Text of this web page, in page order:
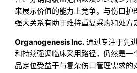
来展示价值的能力上竞争。与伤口护
强大关系有助于维持重复采购和处方
Organogenesis Inc. 通过专注于先
和持续强调临床采用路径，仍然是一
品定位受益于与复杂伤口管理需求的